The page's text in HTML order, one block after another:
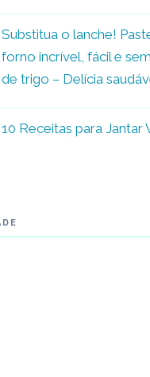
Substitua o lanche!
forno incrível, fácil e
de trigo – Delícia
10 Receitas para Jantar